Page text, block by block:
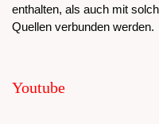
enthalten, als auch mit
Quellen verbunden werden.
Youtube